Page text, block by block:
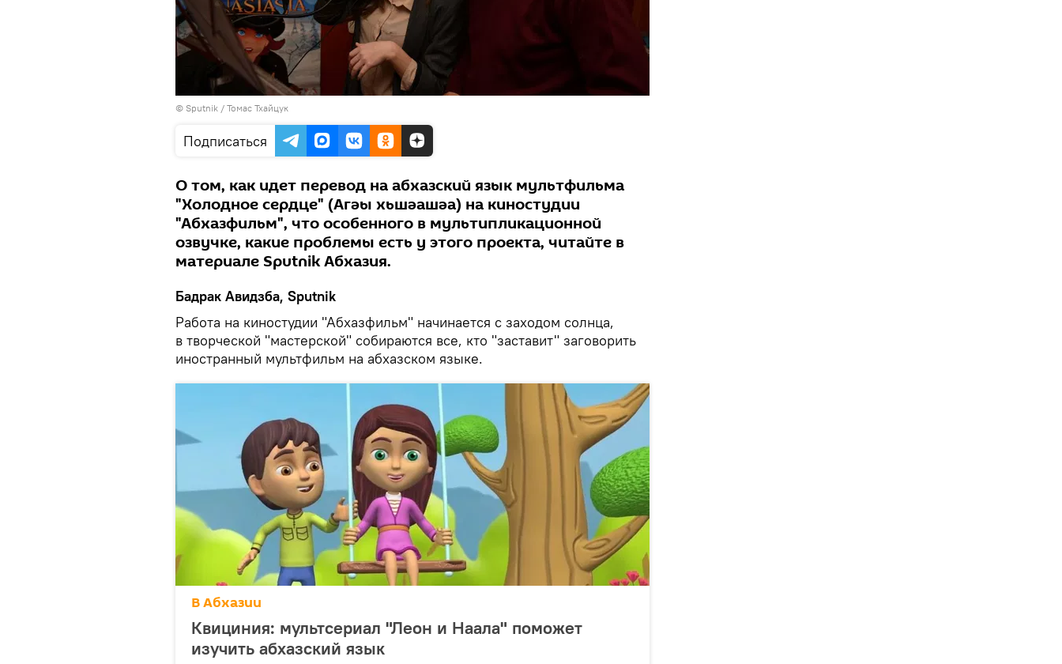
© Sputnik / Томас Тхайцук
Подписаться
О том, как идет перевод на абхазский язык мультфильма
"Холодное сердце" (Агәы хьшәашәа) на киностудии
"Абхазфильм", что особенного в мультипликационной
озвучке, какие проблемы есть у этого проекта, читайте в
материале Sputnik Абхазия.
Бадрак Авидзба, Sputnik
Работа на киностудии "Абхазфильм" начинается с заходом солнца,
в творческой "мастерской" собираются все, кто "заставит" заговорить
иностранный мультфильм на абхазском языке.
В Абхазии
Квициния: мультсериал "Леон и Наала" поможет
изучить абхазский язык